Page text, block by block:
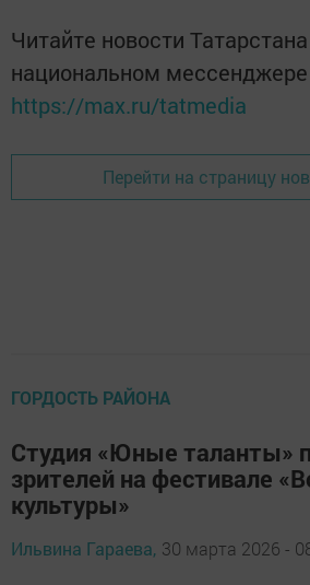
Читайте новости
национальном
https://max.ru/tatmedia
Перейти на страницу
ГОРДОСТЬ РАЙОНА
Студия «Юные таланты»
зрителей на фестивале
культуры»
Ильвина Гараева, 30 марта 2026 -